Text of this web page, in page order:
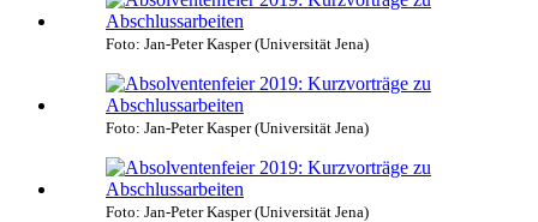
Foto: Jan-Peter Kasper (Universität Jena)
Foto: Jan-Peter Kasper (Universität Jena)
Foto: Jan-Peter Kasper (Universität Jena)